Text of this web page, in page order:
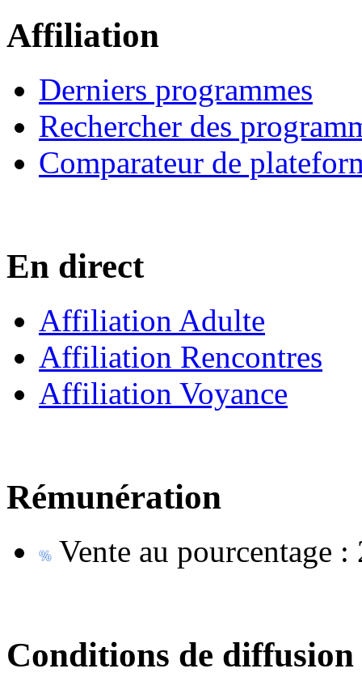
Affiliation
Derniers programmes
Rechercher des
Comparateur de
En direct
Affiliation Adulte
Affiliation Rencontres
Affiliation Voyance
Rémunération
Vente au pourcentage :
Conditions de diffusion